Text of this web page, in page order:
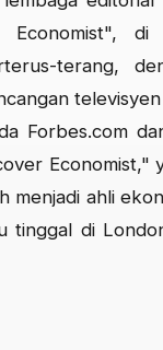
Economist", di
terang,
Forbes.com
Economist,"
menjadi ahli
tinggal di